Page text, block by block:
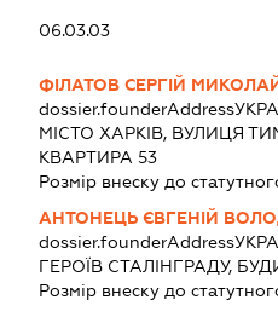
06.03.03
ФІЛАТОВ СЕРГІЙ
dossier.founderAddress
МІСТО ХАРКІВ, ВУЛИЦЯ
КВАРТИРА 53
Розмір внеску до
АНТОНЕЦЬ ЄВГЕНІЙ
dossier.founderAddress
ГЕРОЇВ СТАЛІНГРАДУ,
Розмір внеску до